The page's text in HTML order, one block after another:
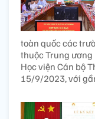
toàn quốc các
thuộc Trung ương
Học viện Cán bộ
15/9/2023, với